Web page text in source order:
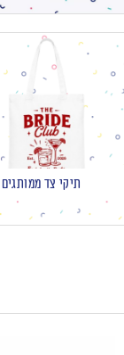
תיקי צד ממותגים